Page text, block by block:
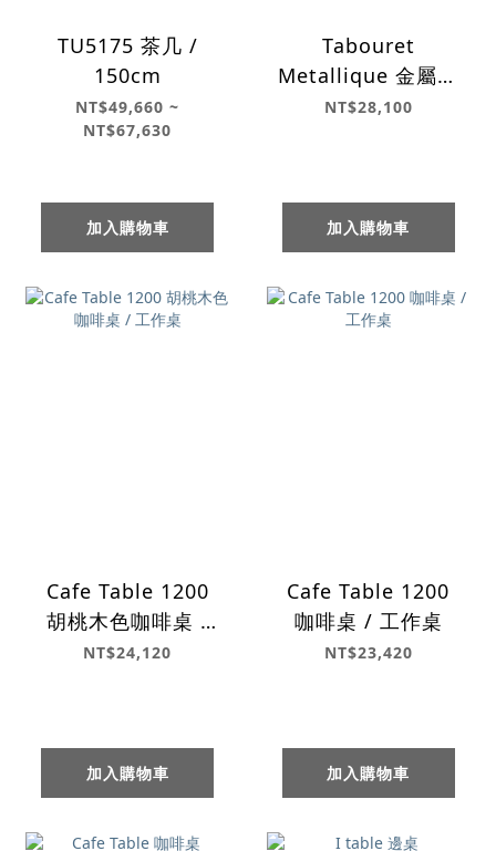
TU5175 茶几 /
150cm
NT$49,660 ~
NT$67,630
加入購物車
Tabouret
Metallique 金屬邊
几凳
NT$28,100
加入購物車
Cafe Table 1200
胡桃木色咖啡桌 /
工作桌
NT$24,120
加入購物車
Cafe Table 1200
咖啡桌 / 工作桌
NT$23,420
加入購物車